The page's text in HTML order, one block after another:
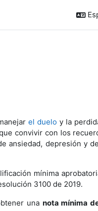
el dueloy la
convivir con los
ansiedad, depresión y
mínima
3100 de 2019.
una nota mínima